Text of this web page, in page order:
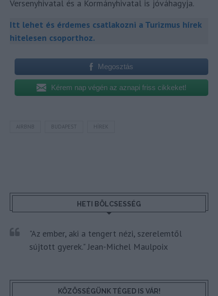
Versenyhivatal és a Kormányhivatal is jóváhagyja.
Itt lehet és érdemes csatlakozni a Turizmus hírek
hitelesen csoporthoz.
Megosztás
Kérem nap végén az aznapi friss cikkeket!
AIRBNB BUDAPEST HÍREK
HETI BÖLCSESSÉG
"Az ember, aki a tengert nézi, szerelemtől
sújtott gyerek." Jean-Michel Maulpoix
KÖZÖSSÉGÜNK TÉGED IS VÁR!